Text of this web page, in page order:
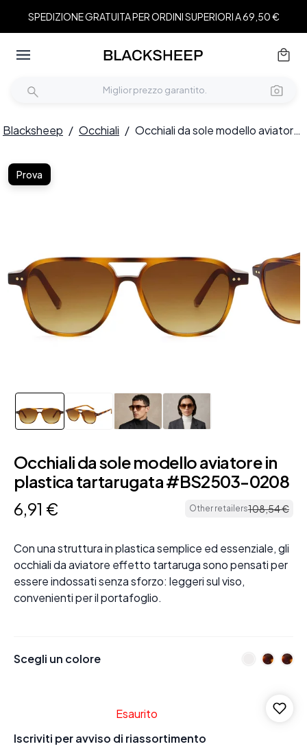
SPEDIZIONE GRATUITA PER ORDINI SUPERIORI A 69,50 €
Blacksheep / Occhiali / Occhiali da sole modello aviatore in plastica tartarugata #BS2503-0208
Prova
Occhiali da sole modello aviatore in
plastica tartarugata #BS2503-0208
6,91 € Other retailers108,54€
Con una struttura in plastica semplice ed essenziale, gli
occhiali da aviatore effetto tartaruga sono pensati per
essere indossati senza sforzo: leggeri sul viso,
convenienti per il portafoglio.
Scegli un colore
Esaurito
Iscriviti per avviso di riassortimento